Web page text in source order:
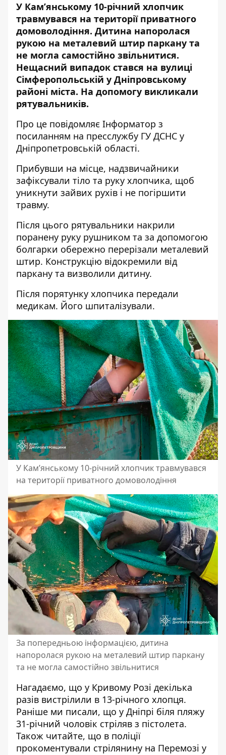
У Кам’янському 10-річний хлопчик
травмувався на території приватного
домоволодіння. Дитина напоролася
рукою на металевий штир паркану та
не могла самостійно звільнитися.
Нещасний випадок стався на вулиці
Сімферопольській у Дніпровському
районі міста. На допомогу викликали
рятувальників.
Про це повідомляє Інформатор з
посиланням на пресслужбу ГУ ДСНС у
Дніпропетровській області.
Прибувши на місце, надзвичайники
зафіксували тіло та руку хлопчика, щоб
уникнути зайвих рухів і не погіршити
травму.
Після цього рятувальники накрили
поранену руку рушником та за допомогою
болгарки обережно перерізали металевий
штир. Конструкцію відокремили від
паркану та визволили дитину.
Після порятунку хлопчика передали
медикам. Його шпиталізували.
У Кам’янському 10-річний хлопчик травмувався
на території приватного домоволодіння
За попередньою інформацією, дитина
напоролася рукою на металевий штир паркану
та не могла самостійно звільнитися
Нагадаємо, що у Кривому Розі декілька
разів вистрілили в 13-річного хлопця.
Раніше ми писали, що у Дніпрі біля пляжу
31-річний чоловік стріляв з пістолета.
Також читайте, що в поліції
прокоментували стрілянину на Перемозі у